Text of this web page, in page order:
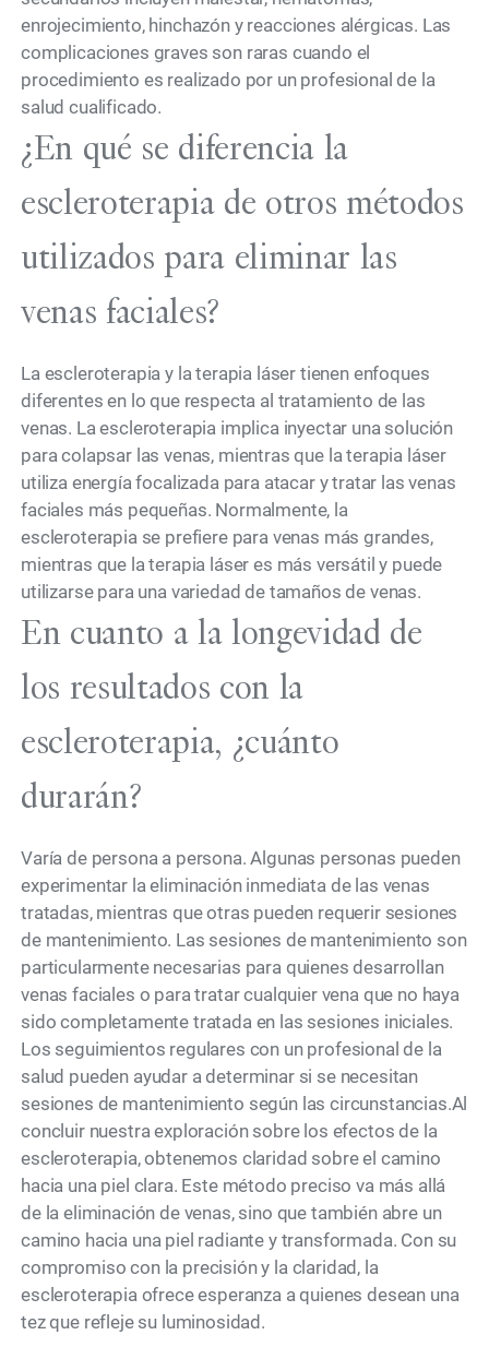
enrojecimiento, hinchazón y reacciones alérgicas. Las
complicaciones graves son raras cuando el
procedimiento es realizado por un profesional de la
salud cualificado.
¿En qué se diferencia la
escleroterapia de otros métodos
utilizados para eliminar las
venas faciales?
La escleroterapia y la terapia láser tienen enfoques
diferentes en lo que respecta al tratamiento de las
venas. La escleroterapia implica inyectar una solución
para colapsar las venas, mientras que la terapia láser
utiliza energía focalizada para atacar y tratar las venas
faciales más pequeñas. Normalmente, la
escleroterapia se prefiere para venas más grandes,
mientras que la terapia láser es más versátil y puede
utilizarse para una variedad de tamaños de venas.
En cuanto a la longevidad de
los resultados con la
escleroterapia, ¿cuánto
durarán?
Varía de persona a persona. Algunas personas pueden
experimentar la eliminación inmediata de las venas
tratadas, mientras que otras pueden requerir sesiones
de mantenimiento. Las sesiones de mantenimiento son
particularmente necesarias para quienes desarrollan
venas faciales o para tratar cualquier vena que no haya
sido completamente tratada en las sesiones iniciales.
Los seguimientos regulares con un profesional de la
salud pueden ayudar a determinar si se necesitan
sesiones de mantenimiento según las circunstancias.Al
concluir nuestra exploración sobre los efectos de la
escleroterapia, obtenemos claridad sobre el camino
hacia una piel clara. Este método preciso va más allá
de la eliminación de venas, sino que también abre un
camino hacia una piel radiante y transformada. Con su
compromiso con la precisión y la claridad, la
escleroterapia ofrece esperanza a quienes desean una
tez que refleje su luminosidad.